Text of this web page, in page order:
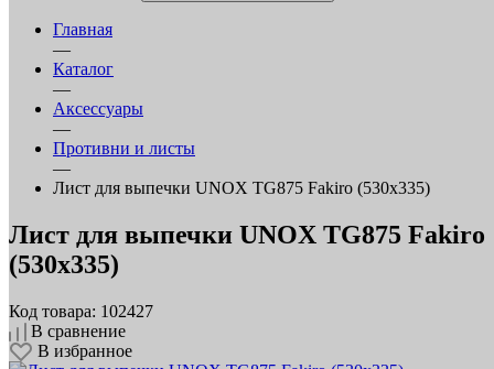
Главная
—
Каталог
—
Аксессуары
—
Противни и листы
—
Лист для выпечки UNOX TG875 Fakiro (530х335)
Лист для выпечки UNOX TG875 Fakiro
(530х335)
Код товара: 102427
В сравнение
В избранное